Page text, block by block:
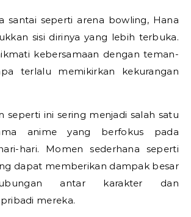
santai seperti arena bowling, Hana
sisi dirinya yang lebih terbuka.
kebersamaan dengan teman-
terlalu memikirkan kekurangan
seperti ini sering menjadi salah satu
anime yang berfokus pada
hari. Momen sederhana seperti
dapat memberikan dampak besar
antar karakter dan
mereka.